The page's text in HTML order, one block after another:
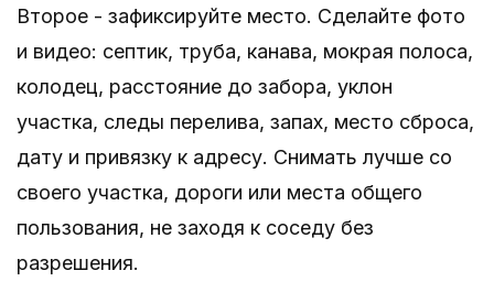
Второе - зафиксируйте место. Сделайте фото
и видео: септик, труба, канава, мокрая полоса,
колодец, расстояние до забора, уклон
участка, следы перелива, запах, место сброса,
дату и привязку к адресу. Снимать лучше со
своего участка, дороги или места общего
пользования, не заходя к соседу без
разрешения.